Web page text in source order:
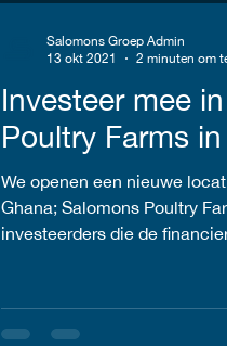
Investeer mee
Poultry Farms
We openen een nieuwe
Ghana; Salomons Poultry
investeerders die de
Salomons Groep Admin
13 okt 2021
2 minuten om